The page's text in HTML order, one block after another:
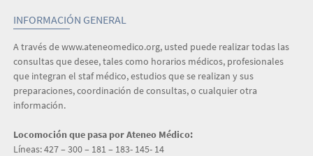
INFORMACIÓN GENERAL
A través de www.ateneomedico.org, usted puede realizar todas las
consultas que desee, tales como horarios médicos, profesionales
que integran el staf médico, estudios que se realizan y sus
preparaciones, coordinación de consultas, o cualquier otra
información.
Locomoción que pasa por Ateneo Médico:
Líneas: 427 – 300 – 181 – 183- 145- 14